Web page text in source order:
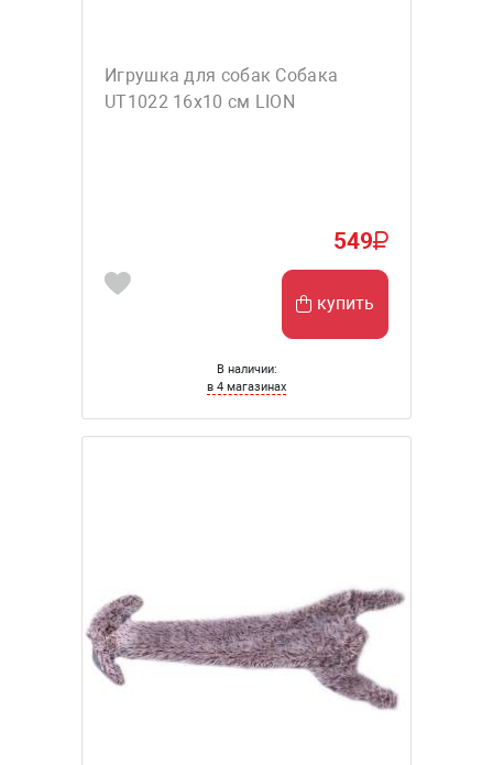
Игрушка для собак Собака
UT1022 16х10 см LION
549
купить
В наличии:
в 4 магазинах